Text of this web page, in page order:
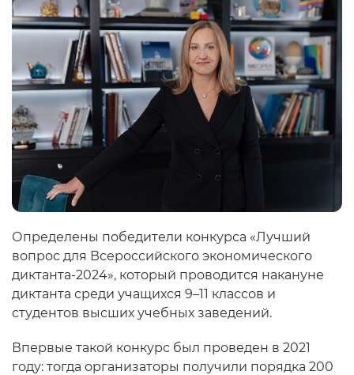
Определены победители конкурса «Лучший
вопрос для Всероссийского экономического
диктанта-2024», который проводится накануне
диктанта среди учащихся 9–11 классов и
студентов высших учебных заведений.
Впервые такой конкурс был проведен в 2021
году: тогда организаторы получили порядка 200